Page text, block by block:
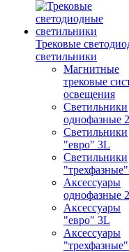
Трековые
светильники
Магнитные
трековые
освещения
Светильники
однофазные
Светильники
"евро" 3L
Светильники
Аксессуары
однофазные
Аксессуары
"евро" 3L
Аксессуары